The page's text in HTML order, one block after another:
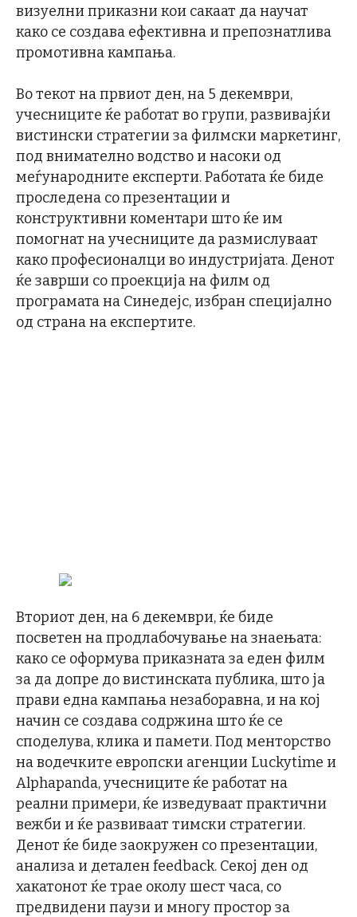
визуелни приказни кои сакаат да научат
како се создава ефективна и препознатлива
промотивна кампања.
Во текот на првиот ден, на 5 декември,
учесниците ќе работат во групи, развивајќи
вистински стратегии за филмски маркетинг,
под внимателно водство и насоки од
меѓународните експерти. Работата ќе биде
проследена со презентации и
конструктивни коментари што ќе им
помогнат на учесниците да размислуваат
како професионалци во индустријата. Денот
ќе заврши со проекција на филм од
програмата на Синедејс, избран специјално
од страна на експертите.
Вториот ден, на 6 декември, ќе биде
посветен на продлабочување на знаењата:
како се оформува приказната за еден филм
за да допре до вистинската публика, што ја
прави една кампања незаборавна, и на кој
начин се создава содржина што ќе се
споделува, клика и памети. Под менторство
на водечките европски агенции Luckytime и
Alphapanda, учесниците ќе работат на
реални примери, ќе изведуваат практични
вежби и ќе развиваат тимски стратегии.
Денот ќе биде заокружен со презентации,
анализа и детален feedback. Секој ден од
хакатонот ќе трае околу шест часа, со
предвидени паузи и многу простор за